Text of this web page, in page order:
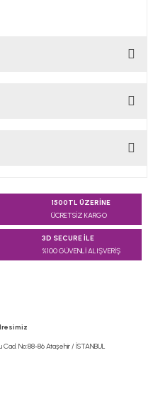
öneri formunu
görüntülenemiyor.
1500TL ÜZERİNE
ÜCRETSİZ KARGO
3D SECURE İLE
%100 GÜVENLİ ALIŞVERİŞ
No:88-86 Ataşehir / İSTANBUL